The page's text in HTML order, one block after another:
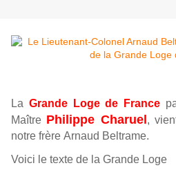
La Grande Loge de France
Maître Philippe Charuel ,
notre frère Arnaud Beltrame.
Voici le texte de la Grande Loge